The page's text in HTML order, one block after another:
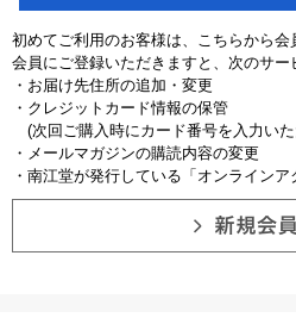
初めてご利用のお客様は、こちらから会
会員にご登録いただきますと、次のサー
・お届け先住所の追加・変更
・クレジットカード情報の保管
(次回ご購入時にカード番号を入力い
・メールマガジンの購読内容の変更
・南江堂が発行している「オンライン